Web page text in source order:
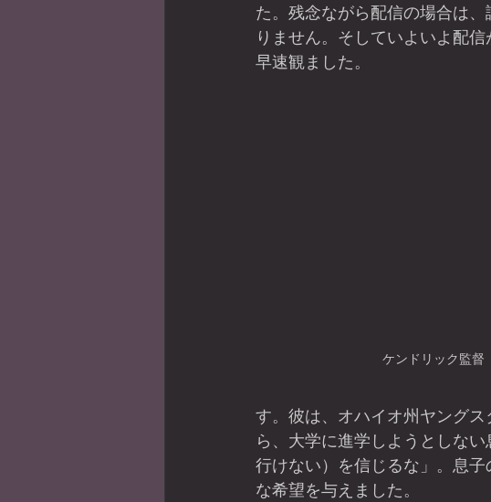
た。残念ながら配信の場合は、
りません。そしていよいよ配信
早速観ました。
ケンドリック監督
す。彼は、オハイオ州ヤング
ら、大学に進学しようとしな
行けない）を信じるな」。息
な希望を与えました。